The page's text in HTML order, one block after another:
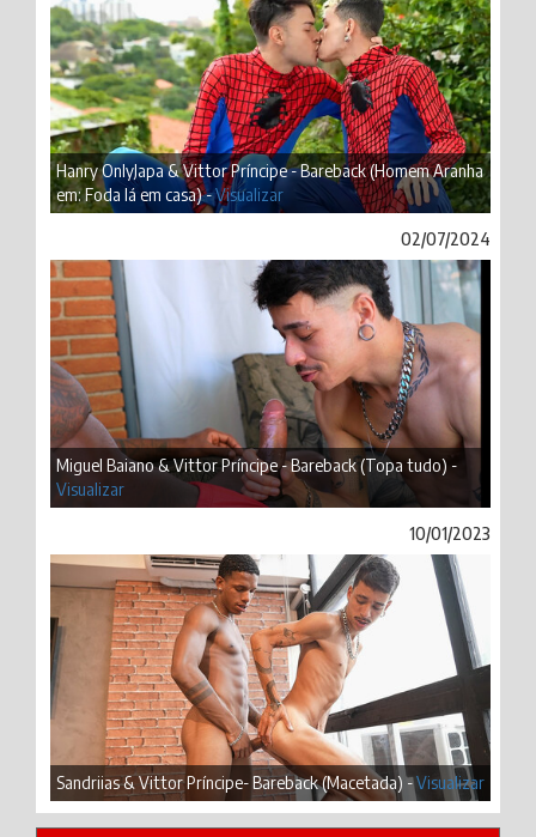
Hanry OnlyJapa & Vittor Príncipe - Bareback (Homem Aranha
em: Foda lá em casa) -Visualizar
02/07/2024
Miguel Baiano & Vittor Príncipe - Bareback (Topa tudo) -
Visualizar
10/01/2023
Sandriias & Vittor Príncipe- Bareback (Macetada) -Visualizar